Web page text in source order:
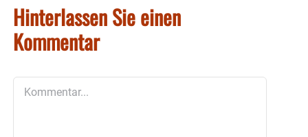
Hinterlassen Sie einen
Kommentar